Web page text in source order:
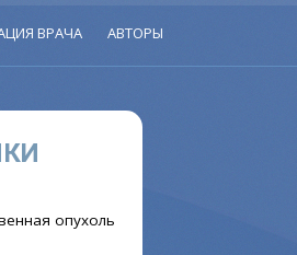
ВРАЧА АВТОРЫ
опухоль